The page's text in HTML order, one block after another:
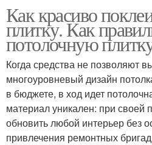
Как красиво
плитку. Как
потолочную
Когда средства не позволяют
многоуровневый дизайн
в бюджете, в ход идет
материал уникален: при своей
обновить любой интерьер без
привлечения ремонтных